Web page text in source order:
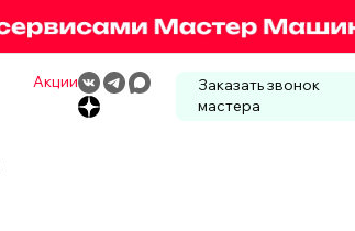
Акции
Заказать звонок
мастера